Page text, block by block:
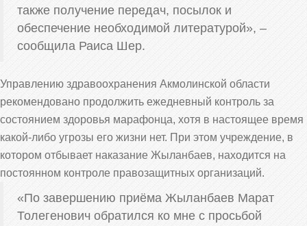
также получение передач, посылок и
обеспечение необходимой литературой», –
сообщила Раиса Шер.
Управлению здравоохранения Акмолинской области
рекомендовано продолжить ежедневный контроль за
состоянием здоровья марафонца, хотя в настоящее время
какой-либо угрозы его жизни нет. При этом учреждение, в
котором отбывает наказание Жыланбаев, находится на
постоянном контроле правозащитных организаций.
«По завершению приёма Жыланбаев Марат
Толегенович обратился ко мне с просьбой